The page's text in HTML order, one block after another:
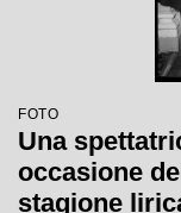
FOTO
Una
occasione
stagione